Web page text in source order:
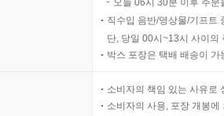
오늘 06시 30분 이후 주
직수입 음반/영상물/기프트
단, 당일 00시~13시 사이의
박스 포장은 택배 배송이
소비자의 책임 있는 사유로
소비자의 사용, 포장 개봉